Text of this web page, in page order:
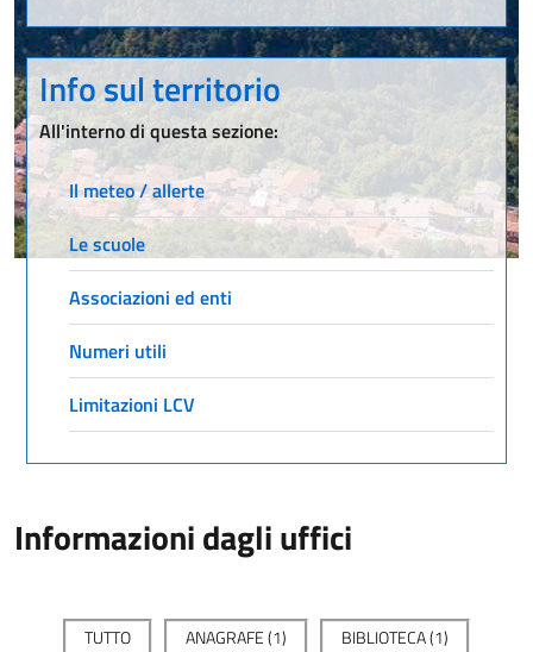
Info sul territorio
All'interno di questa sezione:
Il meteo / allerte
Le scuole
Associazioni ed enti
Numeri utili
Limitazioni LCV
Informazioni dagli uffici
TUTTO ANAGRAFE(1) BIBLIOTECA(1)